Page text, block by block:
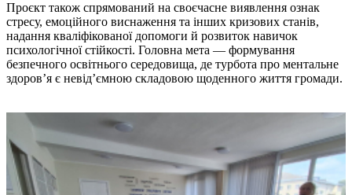
Проєкт також спрямований на своєчасне виявлення ознак
стресу, емоційного виснаження та інших кризових станів,
надання кваліфікованої допомоги й розвиток навичок
психологічної стійкості. Головна мета — формування
безпечного освітнього середовища, де турбота про ментальне
здоров’я є невід’ємною складовою щоденного життя громади.